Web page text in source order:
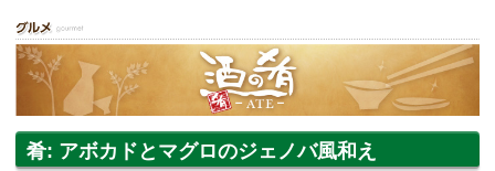
肴: アボカドとマグロのジェノバ風和え